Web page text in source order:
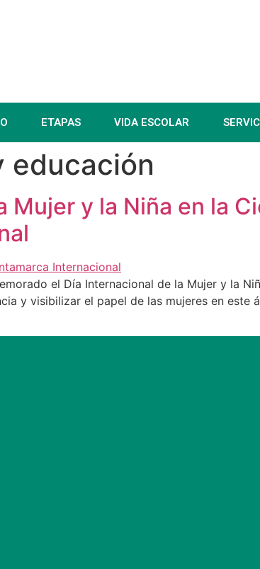
ETAPAS VIDA ESCOLAR
educación
Mujer y la Niña en la
el Día Internacional de la Mujer y la
y visibilizar el papel de las mujeres en este